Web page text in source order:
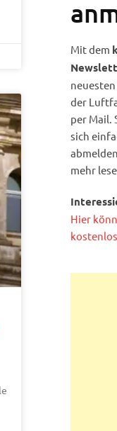
Mit dem
der
per Mail.
sich
mehr
Hier